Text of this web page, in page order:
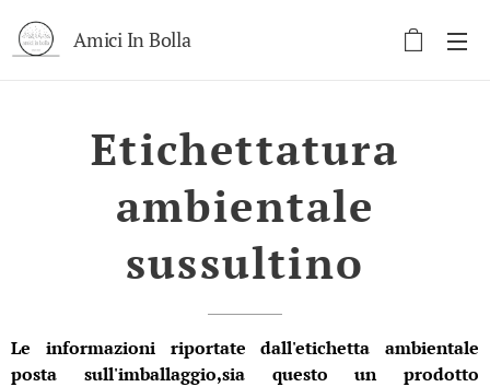
Amici In Bolla
Etichettatura
ambientale
sussultino
Le informazioni riportate dall'etichetta ambientale
posta sull'imballaggio,sia questo un prodotto